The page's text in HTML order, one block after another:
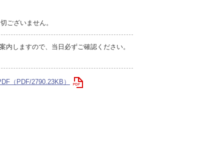
ございません。
しますので、当日必ずご確認ください。
（PDF/2790.23KB）